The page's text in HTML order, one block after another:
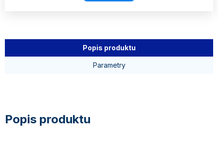
Popis produktu
Parametry